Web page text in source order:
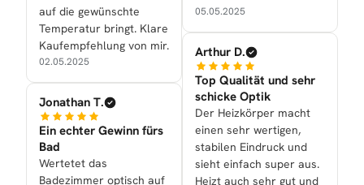
auf die gewünschte
Temperatur bringt. Klare
Kaufempfehlung von mir.
02.05.2025
Jonathan T.
Ein echter Gewinn fürs
Bad
Wertetet das
Badezimmer optisch auf
05.05.2025
Arthur D.
Top Qualität und sehr
schicke Optik
Der Heizkörper macht
einen sehr wertigen,
stabilen Eindruck und
sieht einfach super aus.
Heizt auch sehr gut und